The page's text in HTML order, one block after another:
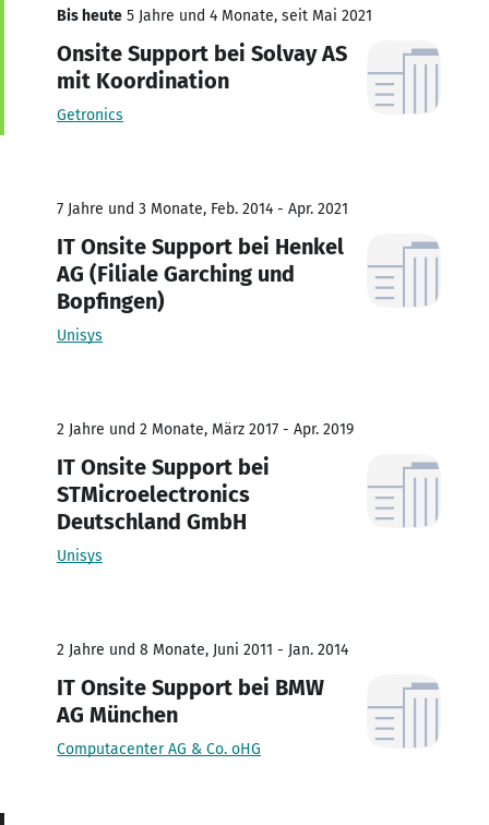
Bis heute 5 Jahre und 4 Monate, seit Mai 2021
Onsite Support bei Solvay AS
mit Koordination
Getronics
7 Jahre und 3 Monate, Feb. 2014 - Apr. 2021
IT Onsite Support bei Henkel
AG (Filiale Garching und
Bopfingen)
Unisys
2 Jahre und 2 Monate, März 2017 - Apr. 2019
IT Onsite Support bei
STMicroelectronics
Deutschland GmbH
Unisys
2 Jahre und 8 Monate, Juni 2011 - Jan. 2014
IT Onsite Support bei BMW
AG München
Computacenter AG & Co. oHG